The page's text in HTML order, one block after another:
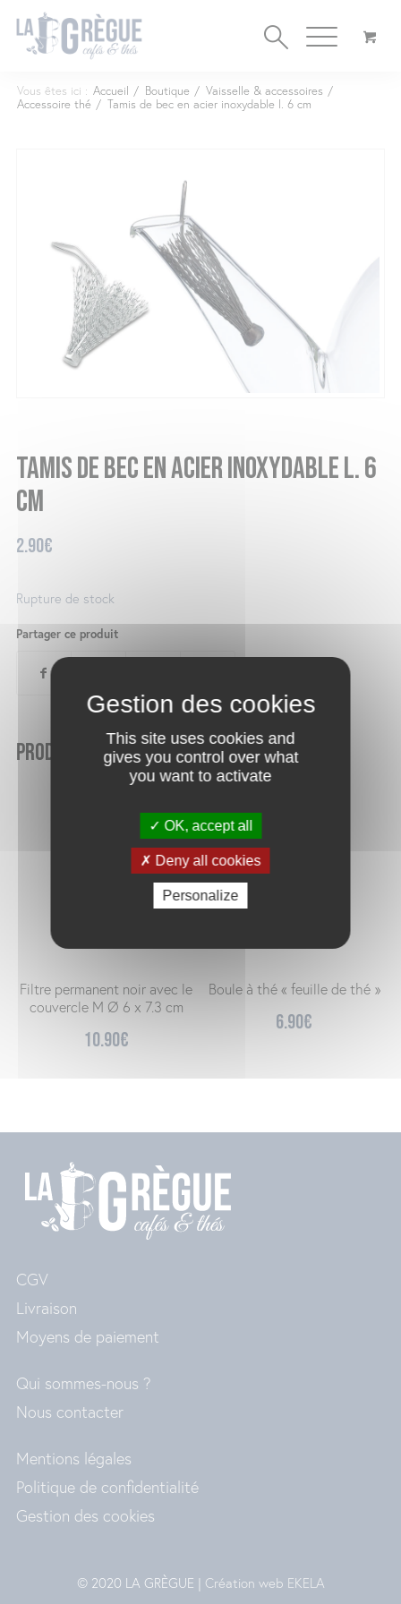
Vous êtes ici : Accueil / Boutique / Vaisselle & accessoires /
Accessoire thé / Tamis de bec en acier inoxydable l. 6 cm
Tamis de bec en acier inoxydable l. 6
cm
2.90€
Rupture de stock
Partager ce produit
Produits similaires
Filtre permanent noir avec le
couvercle M Ø 6 x 7.3 cm
10.90€
Boule à thé « feuille de thé »
6.90€
CGV
Livraison
Moyens de paiement
Qui sommes-nous ?
Nous contacter
Mentions légales
Politique de confidentialité
Gestion des cookies
© 2020 LA GRÈGUE | Création web EKELA
This site uses cookies and
gives you control over what
you want to activate
OK, accept all
Deny all cookies
Personalize